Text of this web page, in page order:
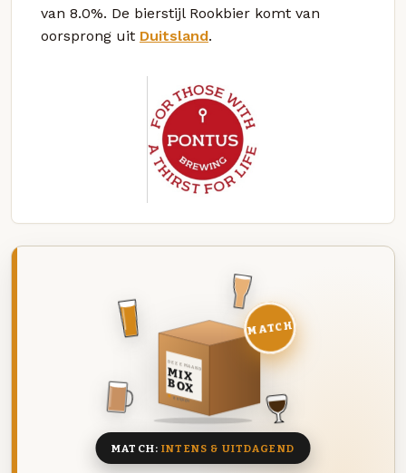
van 8.0%. De bierstijl Rookbier komt van
oorsprong uit Duitsland.
DEZE MAAND
MIX
BOX
8 BIEREN
MATCH
MATCH:INTENS & UITDAGEND